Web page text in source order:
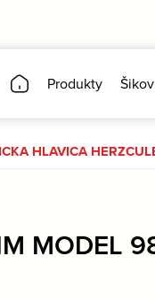
Produkty
HLAVICA
MODEL